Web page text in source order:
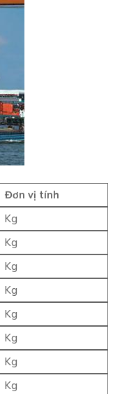
Đơn vị tính
Kg
Kg
Kg
Kg
Kg
Kg
Kg
Kg